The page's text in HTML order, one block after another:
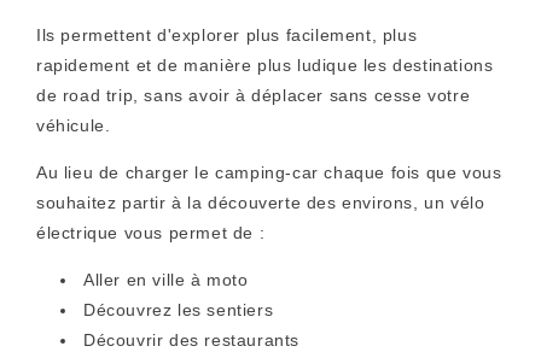
Ils permettent d'explorer plus facilement, plus
rapidement et de manière plus ludique les destinations
de road trip, sans avoir à déplacer sans cesse votre
véhicule.
Au lieu de charger le camping-car chaque fois que vous
souhaitez partir à la découverte des environs, un vélo
électrique vous permet de :
Aller en ville à moto
Découvrez les sentiers
Découvrir des restaurants